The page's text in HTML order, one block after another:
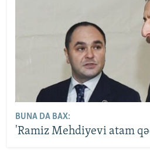
BUNA DA BAX:
'Ramiz Mehdiyevi atam